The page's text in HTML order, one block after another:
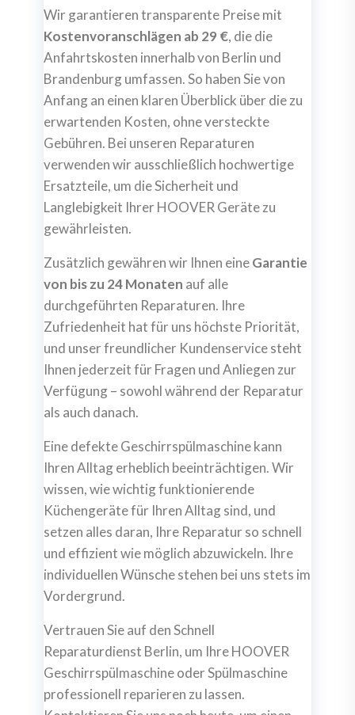
Wir garantieren transparente Preise mit
Kostenvoranschlägen ab 29 €, die die
Anfahrtskosten innerhalb von Berlin und
Brandenburg umfassen. So haben Sie von
Anfang an einen klaren Überblick über die zu
erwartenden Kosten, ohne versteckte
Gebühren. Bei unseren Reparaturen
verwenden wir ausschließlich hochwertige
Ersatzteile, um die Sicherheit und
Langlebigkeit Ihrer HOOVER Geräte zu
gewährleisten.
Zusätzlich gewähren wir Ihnen eineGarantie
von bis zu 24 Monaten auf alle
durchgeführten Reparaturen. Ihre
Zufriedenheit hat für uns höchste Priorität,
und unser freundlicher Kundenservice steht
Ihnen jederzeit für Fragen und Anliegen zur
Verfügung – sowohl während der Reparatur
als auch danach.
Eine defekte Geschirrspülmaschine kann
Ihren Alltag erheblich beeinträchtigen. Wir
wissen, wie wichtig funktionierende
Küchengeräte für Ihren Alltag sind, und
setzen alles daran, Ihre Reparatur so schnell
und effizient wie möglich abzuwickeln. Ihre
individuellen Wünsche stehen bei uns stets im
Vordergrund.
Vertrauen Sie auf den Schnell
Reparaturdienst Berlin, um Ihre HOOVER
Geschirrspülmaschine oder Spülmaschine
professionell reparieren zu lassen.